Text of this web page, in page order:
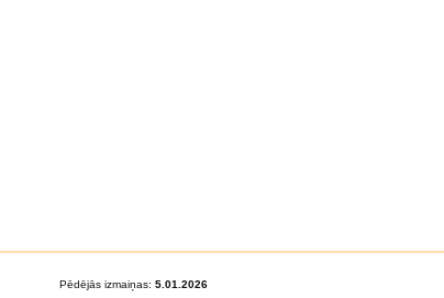
Pēdējās izmaiņas: 5.01.2026